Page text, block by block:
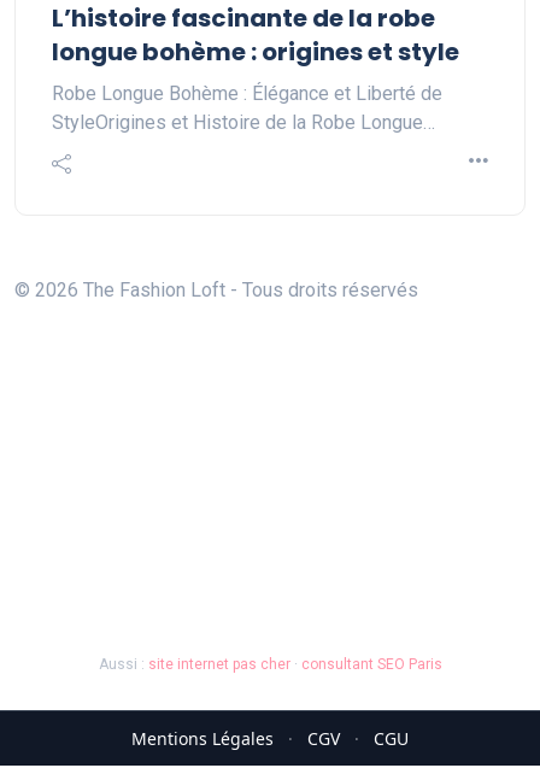
L’histoire fascinante de la robe
longue bohème : origines et style
Robe Longue Bohème : Élégance et Liberté de
StyleOrigines et Histoire de la Robe Longue…
© 2026 The Fashion Loft - Tous droits réservés
Aussi : site internet pas cher· consultant SEO Paris
Mentions Légales · CGV ·
CGU